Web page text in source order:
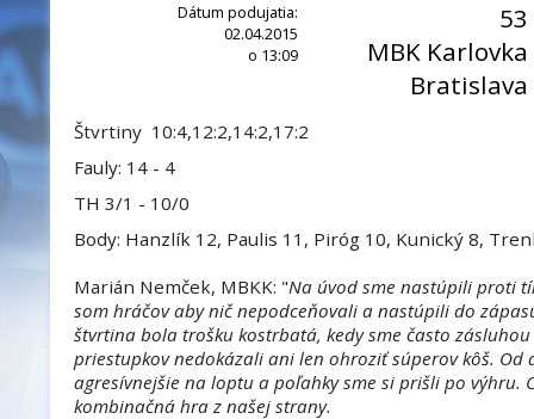
Dátum podujatia:
02.04.2015
o 13:09
53
MBK Karlovka
Bratislava
Štvrtiny 10:4,12:2,14:2,17:2
Fauly: 14 - 4
TH 3/1 - 10/0
Body: Hanzlík 12, Paulis 11, Piróg 10, Kunický 8,
Marián Nemček, MBKK: "Na úvod sme nastúpili proti
som hráčov aby nič nepodceňovali a nastúpili do
štvrtina bola trošku kostrbatá, kedy sme často
priestupkov nedokázali ani len ohroziť súperov kôš. Od
agresívnejšie na loptu a poľahky sme si prišli po výhru.
kombinačná hra z našej strany.